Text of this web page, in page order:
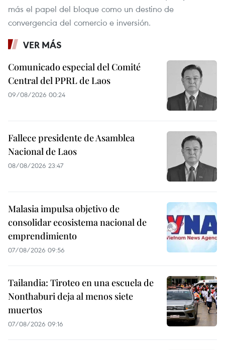
más el papel del bloque como un destino de
convergencia del comercio e inversión.
VER MÁS
Comunicado especial del Comité
Central del PPRL de Laos
09/08/2026 00:24
Fallece presidente de Asamblea
Nacional de Laos
08/08/2026 23:47
Malasia impulsa objetivo de
consolidar ecosistema nacional de
emprendimiento
07/08/2026 09:56
Tailandia: Tiroteo en una escuela de
Nonthaburi deja al menos siete
muertos
07/08/2026 09:16